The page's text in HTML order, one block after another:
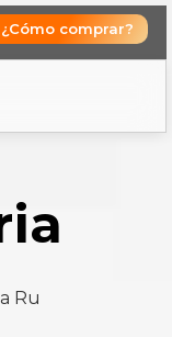
¿Cómo comprar?
Ru